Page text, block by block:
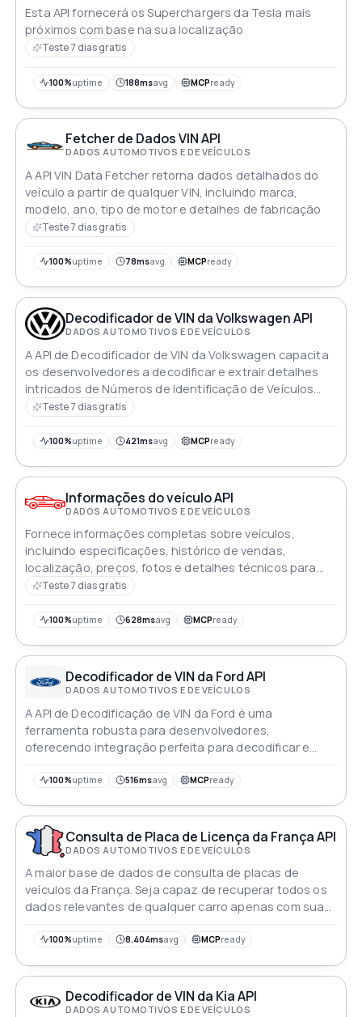
Esta API fornecerá os Superchargers da Tesla mais
próximos com base na sua localização
Teste 7 dias gratis
100%uptime 188msavg MCPready
Fetcher de Dados VIN API
DADOS AUTOMOTIVOS E DE VEÍCULOS
A API VIN Data Fetcher retorna dados detalhados do
veículo a partir de qualquer VIN, incluindo marca,
modelo, ano, tipo de motor e detalhes de fabricação
Teste 7 dias gratis
100%uptime 78msavg MCPready
Decodificador de VIN da Volkswagen API
DADOS AUTOMOTIVOS E DE VEÍCULOS
A API de Decodificador de VIN da Volkswagen capacita
os desenvolvedores a decodificar e extrair detalhes
intricados de Números de Identificação de Veículos
(VINs) da Volkswagen de forma contínua Descubra
detalhes de recall e histórico de propriedade
Volkswagen dentro de aplicativos
Teste 7 dias gratis
100%uptime 421msavg MCPready
Informações do veículo API
DADOS AUTOMOTIVOS E DE VEÍCULOS
Fornece informações completas sobre veículos,
incluindo especificações, histórico de vendas,
localização, preços, fotos e detalhes técnicos para
análise automotiva
Teste 7 dias gratis
100%uptime 628msavg MCPready
Decodificador de VIN da Ford API
DADOS AUTOMOTIVOS E DE VEÍCULOS
A API de Decodificação de VIN da Ford é uma
ferramenta robusta para desenvolvedores,
oferecendo integração perfeita para decodificar e
Identificação de Veículos (VINs) da Ford. Recupere
fabricação, atributos técnicos, detalhes de recalls e
histórico de propriedade, aprimorando aplicativos com
insights aprofundados sobre veículos Ford
100%uptime 516msavg MCPready
Consulta de Placa de Licença da França API
DADOS AUTOMOTIVOS E DE VEÍCULOS
A maior base de dados de consulta de placas de
veículos da França. Seja capaz de recuperar todos os
dados relevantes de qualquer carro apenas com sua
100%uptime 8.404msavg MCPready
Decodificador de VIN da Kia API
DADOS AUTOMOTIVOS E DE VEÍCULOS